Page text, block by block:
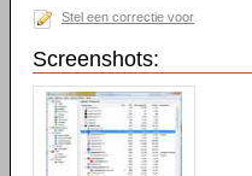
Stel een correctie voor
Screenshots: